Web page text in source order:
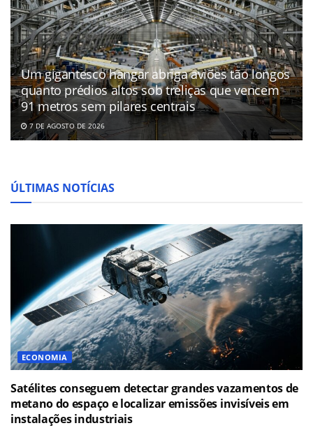
Um gigantesco hangar abriga aviões tão longos
quanto prédios altos sob treliças que vencem
91 metros sem pilares centrais
7 DE AGOSTO DE 2026
ÚLTIMAS NOTÍCIAS
ECONOMIA
Satélites conseguem detectar grandes vazamentos de
metano do espaço e localizar emissões invisíveis em
instalações industriais